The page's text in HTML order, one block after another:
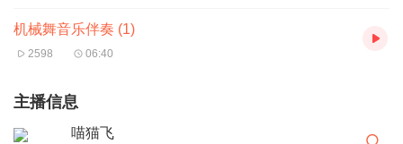
机械舞音乐伴奏 (1)
2598 06:40
主播信息
喵猫飞